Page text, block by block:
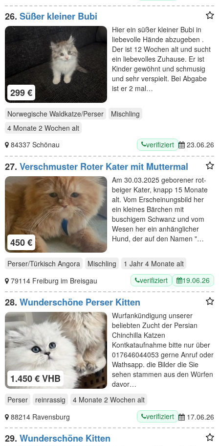
26. Süßer kleiner Bubi
299 €
Hier ein süßer kleiner Bubi in
liebevolle Hände abzugeben .
Der ist 12 Wochen alt und sucht
ein liebevolles Zuhause. Er ist
Kinder gewöhnt und schmusig
und sehr verspielt. Bei Abgabe
ist er 2 mal…
Norwegische Waldkatze/Perser
Mischling
4 Monate 2 Wochen alt
84337 Schönau
verifiziert 23.06.26
27. Verschmuster Roter Kater mit Muttermal
450 €
Am 30.03.2025 geborener rot-
beiger Kater, knapp 15 Monate
alt. Vom Erscheinungsbild her
ein kleines Bärchen mit
buschigem Schwanz und vom
Wesen her ein anhänglicher
Hund, der auf den Namen "…
Perser/Türkisch Angora Mischling 1 Jahr 4 Monate alt
79114 Freiburg im Breisgau
verifiziert 19.06.26
28. Wunderschöne Perser Kitten
1.450 € VHB
Wurfankündigung unserer
beliebten Zucht der Persian
Chinchilla Katzen
Kontkataufnahme bitte nur über
017646044053 gerne Anruf oder
Wathsapp. die Bilder die Sie
sehen stammen aus den Würfen
davor…
Perser
reinrassig 4 Monate 2 Wochen alt
88214 Ravensburg
verifiziert 17.06.26
29. Wunderschöne Kitten